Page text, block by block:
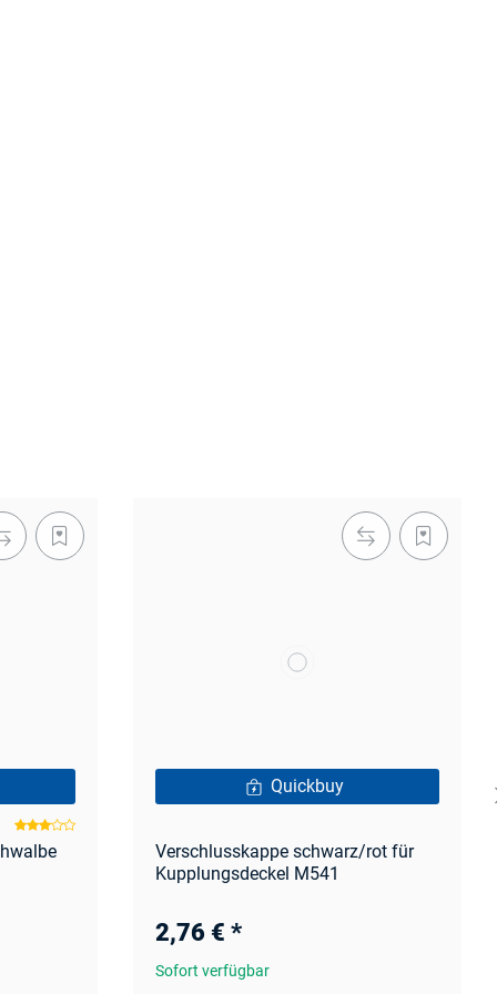
Quickbuy
Verschlusskappe schwarz/rot für
Kupplungsdeckel M541
2,76 € *
Sofort verfügbar